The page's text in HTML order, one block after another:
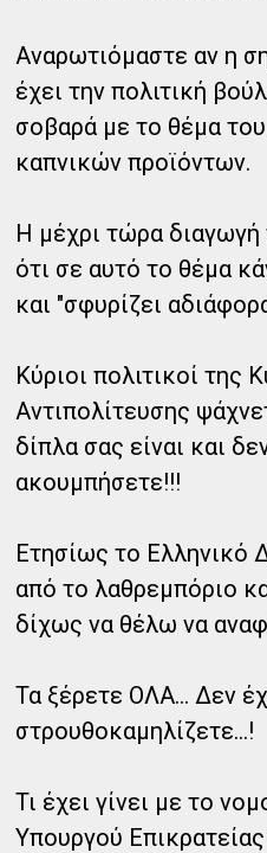
Αναρωτιόμαστε αν η
έχει την πολιτική
σοβαρά με το θέμα
καπνικών προϊόντων.
Η μέχρι τώρα διαγωγή
ότι σε αυτό το θέμα
και "σφυρίζει
Κύριοι πολιτικοί της
Αντιπολίτευσης
δίπλα σας είναι και
ακουμπήσετε!!!
Ετησίως το Ελληνικό
από το λαθρεμπόριο
δίχως να θέλω να
Τα ξέρετε ΟΛΑ... Δεν
στρουθοκαμηλίζετε...!
Τι έχει γίνει με το
Υπουργού Επικρατείας